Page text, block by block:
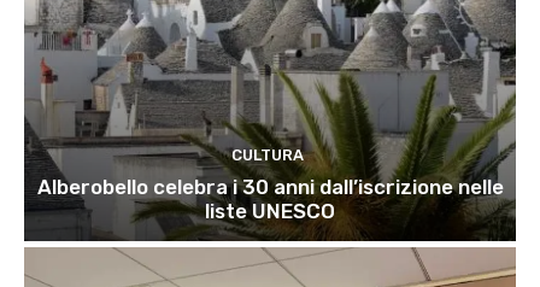
CULTURA
Alberobello celebra i 30 anni dall’iscrizione nelle
liste UNESCO